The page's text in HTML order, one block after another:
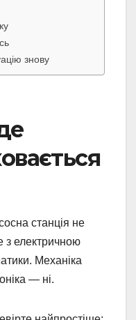
знову
станція не
з електричною
Механіка
— ні.